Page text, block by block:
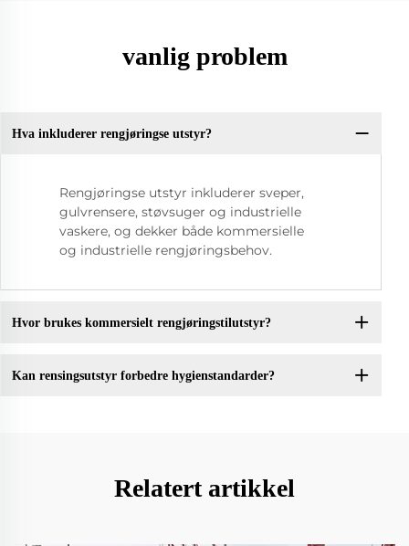
vanlig problem
Hva inkluderer rengjøringse utstyr?
Rengjøringse utstyr inkluderer sveper,
gulvrensere, støvsuger og industrielle
vaskere, og dekker både kommersielle
og industrielle rengjøringsbehov.
Hvor brukes kommersielt rengjøringstilutstyr?
Kan rensingsutstyr forbedre hygienstandarder?
Relatert artikkel